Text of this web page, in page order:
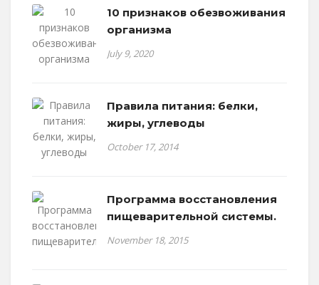
10 признаков обезвоживания
организма
July 9, 2020
Правила питания: белки,
жиры, углеводы
October 17, 2014
Программа восстановления
пищеварительной системы.
November 18, 2015